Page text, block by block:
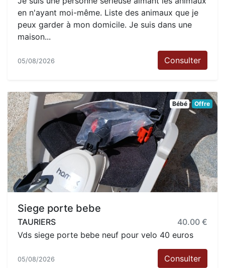
en n'ayant moi-même. Liste des animaux que je
peux garder à mon domicile. Je suis dans une
maison...
05/08/2026 Consulter
Bébé Offre
Siege porte bebe
TAURIERS
40.00 €
Vds siege porte bebe neuf pour velo 40 euros
05/08/2026 Consulter